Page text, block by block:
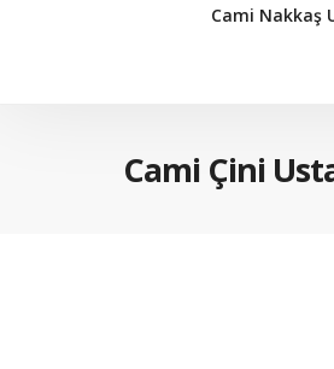
Cami Nakkaş
Cami Çini